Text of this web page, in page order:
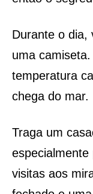
Durante o dia,
uma
temperatura
chega do mar.
Traga um
visitas aos